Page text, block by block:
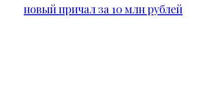
новый причал за 10 млн рублей